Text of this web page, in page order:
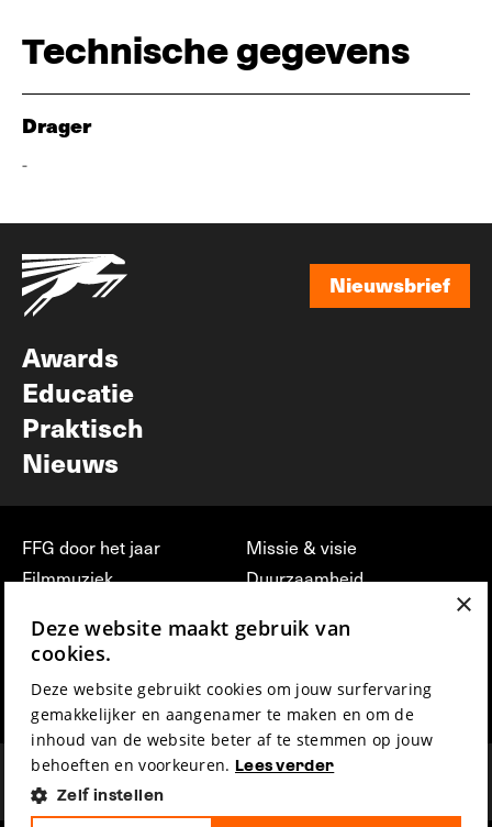
Technische gegevens
Drager
-
Nieuwsbrief
Awards
Educatie
Praktisch
Nieuws
FFG door het jaar
Filmmuziek
Press & Industry
Film Fest Friends
Missie & visie
Duurzaamheid
vrijwilligerswerk bij FFG
Privacy & Disclaimer
×
Deze website maakt gebruik van
cookies.
Deze website gebruikt cookies om jouw surfervaring
gemakkelijker en aangenamer te maken en om de
inhoud van de website beter af te stemmen op jouw
behoeften en voorkeuren. Lees verder
Zelf instellen